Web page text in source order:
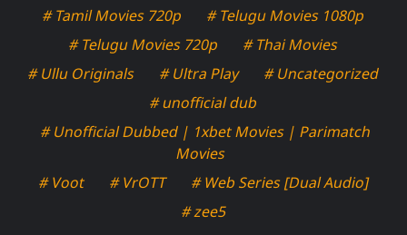
# Tamil Movies 720p
# Telugu Movies 1080p
# Telugu Movies 720p
# Thai Movies
# Ullu Originals
# Ultra Play
# Uncategorized
# unofficial dub
# Unofficial Dubbed | 1xbet Movies | Parimatch
Movies
# Voot
# VrOTT
# Web Series [Dual Audio]
# zee5